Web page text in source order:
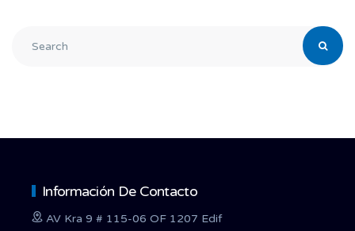
Información De Contacto
AV Kra 9 # 115-06 OF 1207 Edif